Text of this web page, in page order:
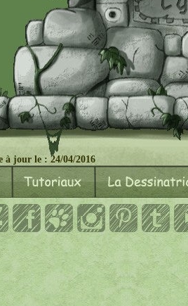
mise à